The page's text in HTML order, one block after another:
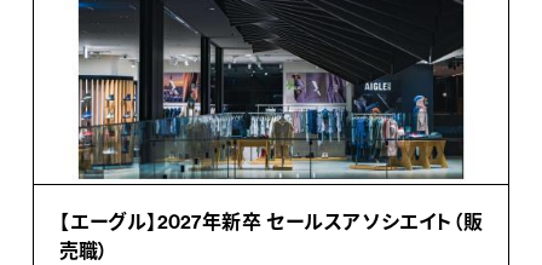
【エーグル】2027年新卒 セールスアソシエイト（販
売職）